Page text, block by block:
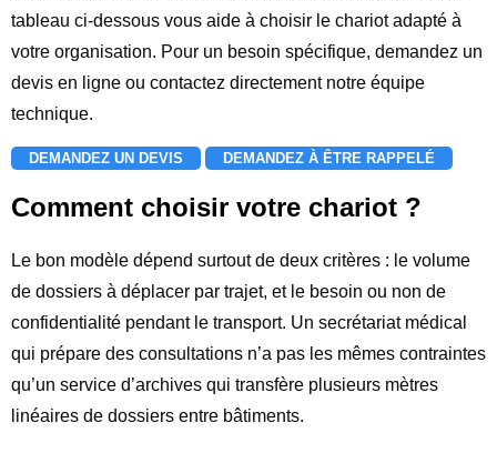
tableau ci-dessous vous aide à choisir le chariot adapté à
votre organisation. Pour un besoin spécifique, demandez un
devis en ligne ou contactez directement notre équipe
technique.
DEMANDEZ UN DEVIS DEMANDEZ À ÊTRE RAPPELÉ
Comment choisir votre chariot ?
Le bon modèle dépend surtout de deux critères : le volume
de dossiers à déplacer par trajet, et le besoin ou non de
confidentialité pendant le transport. Un secrétariat médical
qui prépare des consultations n’a pas les mêmes contraintes
qu’un service d’archives qui transfère plusieurs mètres
linéaires de dossiers entre bâtiments.